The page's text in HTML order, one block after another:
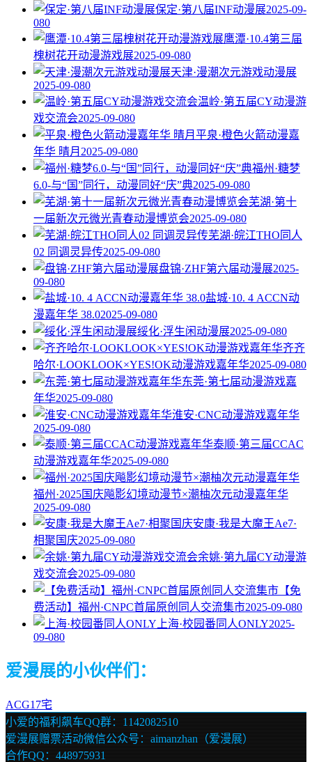
保定·第八届INF动漫展2025-09-
080
鹰潭·10.4第三届
槐树花开动漫游戏展2025-09-080
天津·漫潮次元游戏动漫展
2025-09-080
温岭·第五届CY动漫游
戏交流会2025-09-080
平泉·橙色火箭动漫嘉
年华 晴月 2025-09-080
福州·糖梦
6.0-与“国”同行，动漫同好“庆”典2025-09-080
芜湖·第十
一届新次元微光青春动漫博览会2025-09-080
芜湖·皖江THO同人
02 同调灵异传2025-09-080
盘锦·ZHF第六届动漫展2025-
09-080
盐城·10. 4 ACCN动
漫嘉年华 38.02025-09-080
绥化·浮生闲动漫展2025-09-080
齐齐
哈尔·LOOKLOOK×YES!OK动漫游戏嘉年华2025-09-080
东莞·第七届动漫游戏嘉
年华2025-09-080
淮安·CNC动漫游戏嘉年华
2025-09-080
泰顺·第三届CCAC
动漫游戏嘉年华2025-09-080
福州·2025国庆飚影幻境动漫节×潮柚次元动漫嘉年华
2025-09-080
安康·我是大魔王Ae7·
相聚国庆2025-09-080
余姚·第九届CY动漫游
戏交流会2025-09-080
【免
费活动】福州·CNPC首届原创同人交流集市2025-09-080
上海·校园番同人ONLY2025-
09-080
爱漫展的小伙伴们：
ACG17宅
小爱的福利飙车QQ群：1142082510
爱漫展赠票活动微信公众号：aimanzhan（爱漫展）
合作QQ：448975931